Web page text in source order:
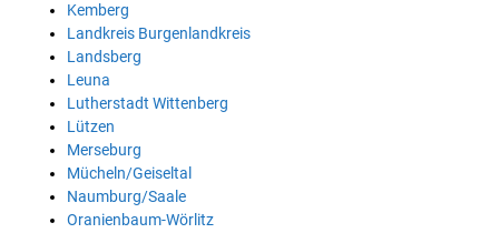
Kemberg
Landkreis Burgenlandkreis
Landsberg
Leuna
Lutherstadt Wittenberg
Lützen
Merseburg
Mücheln/Geiseltal
Naumburg/Saale
Oranienbaum-Wörlitz